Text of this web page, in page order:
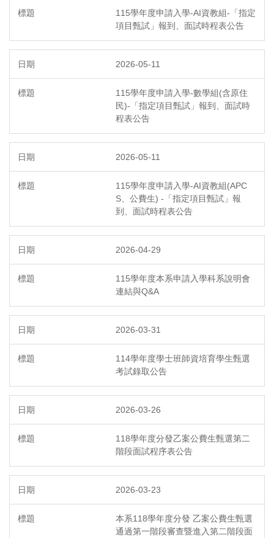
115學年度申請入學-AI資教組-「指定
項目甄試」報到、面試時程表公告
2026-05-11
115學年度申請入學-數學組(含原住
民)-「指定項目甄試」報到、面試時
程表公告
2026-05-11
115學年度申請入學-AI資教組(APC
S、公費生) -「指定項目甄試」報
到、面試時程表公告
2026-04-29
115學年度本系申請入學科系說明會
連結與Q&A
2026-03-31
114學年度學士班師資培育學生甄選
考試錄取公告
2026-03-26
118學年度分發乙案公費生甄選第二
階段面試程序表公告
2026-03-23
本系118學年度分發 乙案公費生甄選
通過第一階段審查暨進入第二階段面